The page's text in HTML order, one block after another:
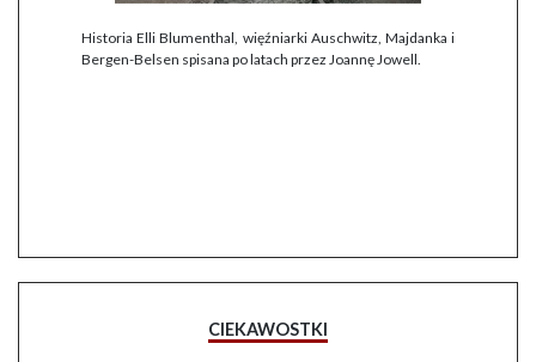
Historia Elli Blumenthal, więźniarki Auschwitz, Majdanka i
Bergen-Belsen spisana po latach przez Joannę Jowell.
CIEKAWOSTKI